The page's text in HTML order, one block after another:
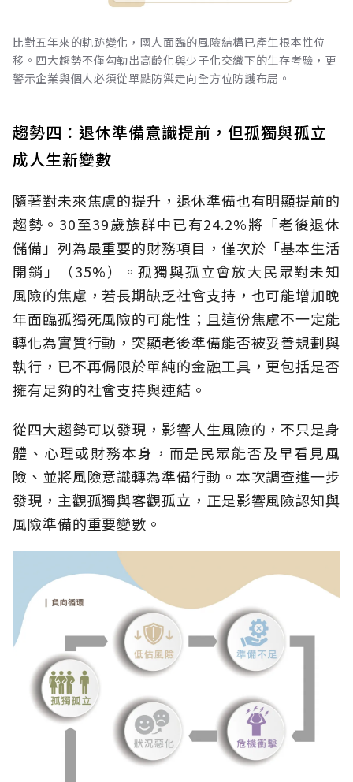
比對五年來的軌跡變化，國人面臨的風險結構已產生根本性位
移。四大趨勢不僅勾勒出高齡化與少子化交織下的生存考驗，更
警示企業與個人必須從單點防禦走向全方位防護布局。
趨勢四：退休準備意識提前，但孤獨與孤立
成人生新變數
隨著對未來焦慮的提升，退休準備也有明顯提前的
趨勢。30至39歲族群中已有24.2%將「老後退休
儲備」列為最重要的財務項目，僅次於「基本生活
開銷」（35%）。孤獨與孤立會放大民眾對未知
風險的焦慮，若長期缺乏社會支持，也可能增加晚
年面臨孤獨死風險的可能性；且這份焦慮不一定能
轉化為實質行動，突顯老後準備能否被妥善規劃與
執行，已不再侷限於單純的金融工具，更包括是否
擁有足夠的社會支持與連結。
從四大趨勢可以發現，影響人生風險的，不只是身
體、心理或財務本身，而是民眾能否及早看見風
險、並將風險意識轉為準備行動。本次調查進一步
發現，主觀孤獨與客觀孤立，正是影響風險認知與
風險準備的重要變數。